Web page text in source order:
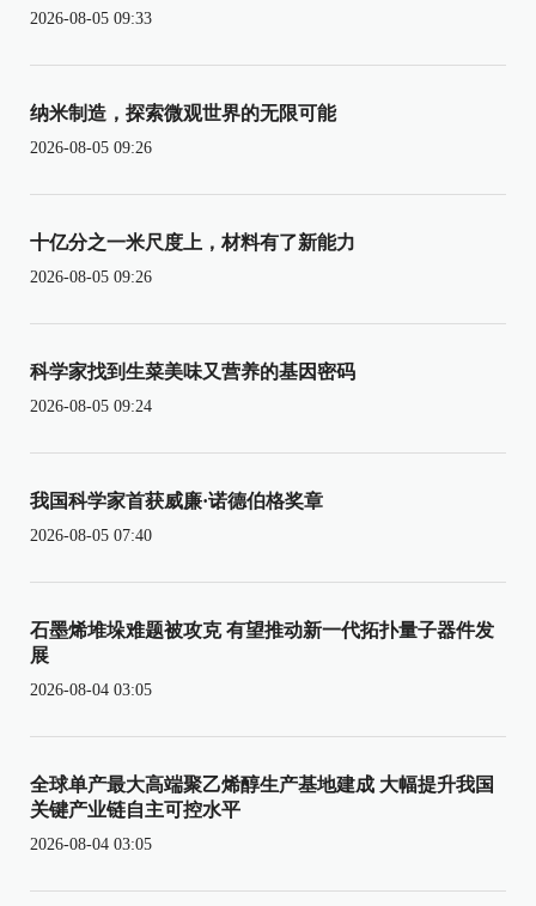
2026-08-05 09:33
纳米制造，探索微观世界的无限可能
2026-08-05 09:26
十亿分之一米尺度上，材料有了新能力
2026-08-05 09:26
科学家找到生菜美味又营养的基因密码
2026-08-05 09:24
我国科学家首获威廉·诺德伯格奖章
2026-08-05 07:40
石墨烯堆垛难题被攻克 有望推动新一代拓扑量子器件发
展
2026-08-04 03:05
全球单产最大高端聚乙烯醇生产基地建成 大幅提升我国
关键产业链自主可控水平
2026-08-04 03:05